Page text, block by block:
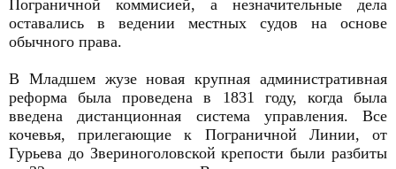
Пограничной коммисией, а незначительные дела
оставались в ведении местных судов на основе
обычного права.
В Младшем жузе новая крупная административная
реформа была проведена в 1831 году, когда была
введена дистанционная система управления. Все
кочевья, прилегающие к Пограничной Линии, от
Гурьева до Звериноголовской крепости были разбиты